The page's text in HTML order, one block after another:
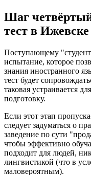
Шаг
тест в Ижевске
Поступающему
испытание, которое
знания иностранного
тест будет
таковая устраивается
подготовку.
Если этот этап
следует задуматься о
заведение по сути
чтобы эффективно
подходит для людей,
лингвистикой (что в
маловероятным).